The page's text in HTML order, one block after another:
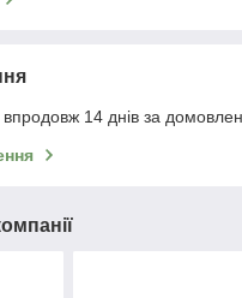
14 днів за